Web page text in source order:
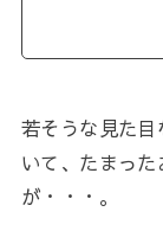
若そうな見た
いて、たまっ
が・・・。